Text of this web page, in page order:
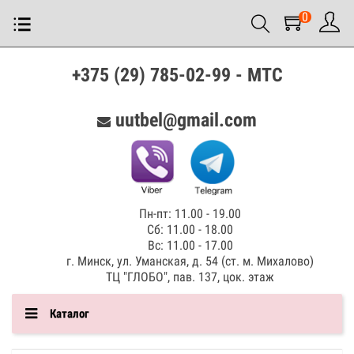
0
+375 (29) 785-02-99 - МТС
uutbel@gmail.com
Пн-пт: 11.00 - 19.00
Сб: 11.00 - 18.00
Вс: 11.00 - 17.00
г. Минск, ул. Уманская, д. 54 (ст. м. Михалово)
ТЦ "ГЛОБО", пав. 137, цок. этаж
Каталог